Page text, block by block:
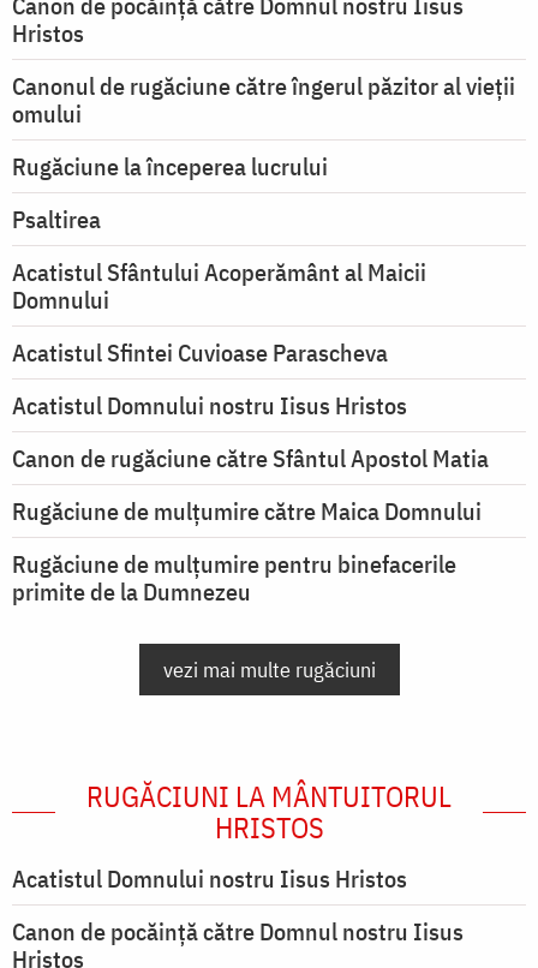
Hristos
Canonul de rugăciune către îngerul păzitor al vieții
omului
Rugăciune la începerea lucrului
Psaltirea
Acatistul Sfântului Acoperământ al Maicii
Domnului
Acatistul Sfintei Cuvioase Parascheva
Acatistul Domnului nostru Iisus Hristos
Canon de rugăciune către Sfântul Apostol Matia
Rugăciune de mulţumire către Maica Domnului
Rugăciune de mulțumire pentru binefacerile
primite de la Dumnezeu
vezi mai multe rugăciuni
RUGĂCIUNI LA MÂNTUITORUL
HRISTOS
Acatistul Domnului nostru Iisus Hristos
Canon de pocăință către Domnul nostru Iisus
Hristos